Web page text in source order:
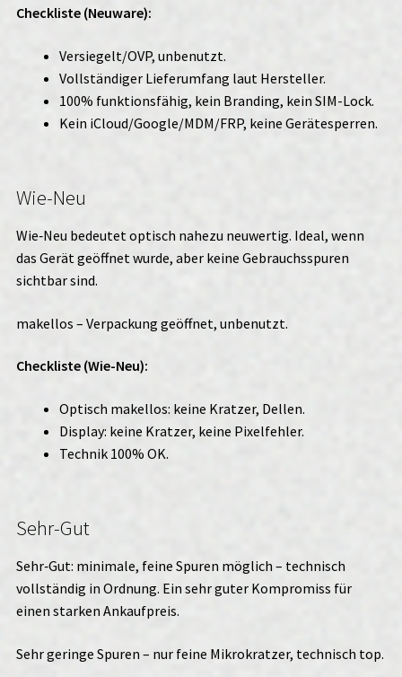
Checkliste (Neuware):
Versiegelt/OVP, unbenutzt.
Vollständiger Lieferumfang laut Hersteller.
100% funktionsfähig, kein Branding, kein SIM-Lock.
Kein iCloud/Google/MDM/FRP, keine Gerätesperren.
Wie-Neu
Wie‑Neu bedeutet optisch nahezu neuwertig. Ideal, wenn
das Gerät geöffnet wurde, aber keine Gebrauchsspuren
sichtbar sind.
makellos – Verpackung geöffnet, unbenutzt.
Checkliste (Wie-Neu):
Optisch makellos: keine Kratzer, Dellen.
Display: keine Kratzer, keine Pixelfehler.
Technik 100% OK.
Sehr-Gut
Sehr‑Gut: minimale, feine Spuren möglich – technisch
vollständig in Ordnung. Ein sehr guter Kompromiss für
einen starken Ankaufpreis.
Sehr geringe Spuren – nur feine Mikrokratzer, technisch top.